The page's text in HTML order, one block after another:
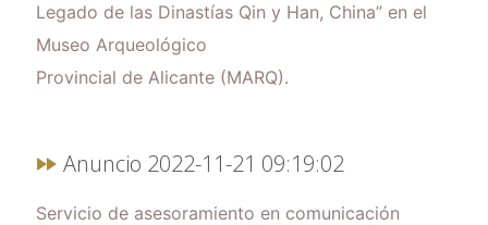
Legado de las Dinastías Qin y Han, China” en el
Museo Arqueológico
Provincial de Alicante (MARQ).
Anuncio 2022-11-21 09:19:02
Servicio de asesoramiento en comunicación